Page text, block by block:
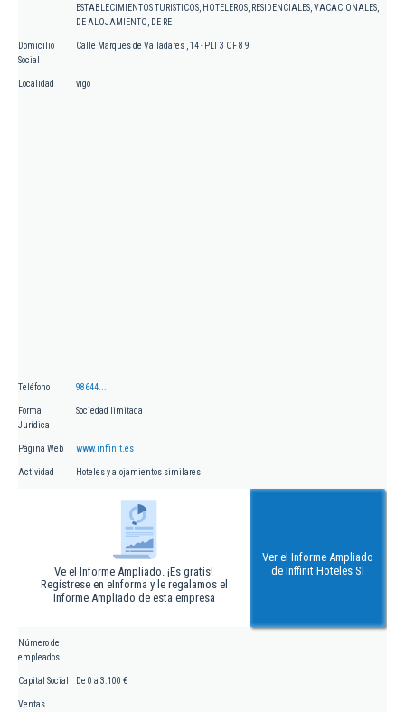
ESTABLECIMIENTOS TURISTICOS, HOTELEROS, RESIDENCIALES, VACACIONALES,
DE ALOJAMIENTO, DE RE
Domicilio
Social
Calle Marques de Valladares , 14 - PLT 3 OF 8 9
Localidad vigo
Teléfono 98644...
Forma
Jurídica
Sociedad limitada
Página Web www.inffinit.es
Actividad Hoteles y alojamientos similares
Ve el Informe Ampliado. ¡Es gratis!
Regístrese en eInforma y le regalamos el
Informe Ampliado de esta empresa
Ver el Informe Ampliado
de Inffinit Hoteles Sl
Número de
empleados
Capital Social De 0 a 3.100 €
Ventas